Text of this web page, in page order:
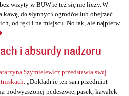
wizyty w BUW-ie też się nie liczy. W
do słynnych ogrodów lub obejrzeć
od ręki i na miejscu. No tak, ale najpierw
i absurdy nadzoru
Szymielewicz przedstawia swój
: „Dokładnie ten sam przedmiot –
podwyższonej podeszwie, pasek, kawałek